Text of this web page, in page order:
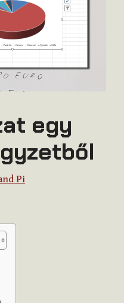
egy
Pi